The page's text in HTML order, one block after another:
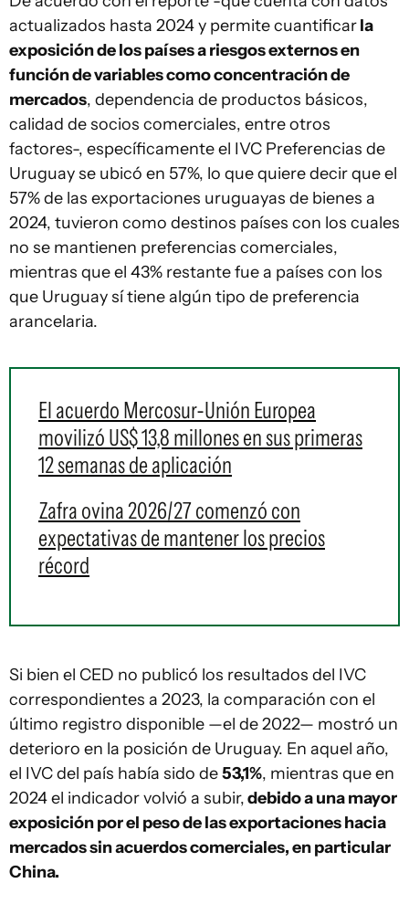
actualizados hasta 2024 y permite cuantificarla
exposición de los países a riesgos externos en
función de variables como concentración de
mercados, dependencia de productos básicos,
calidad de socios comerciales, entre otros
factores-, específicamente el IVC Preferencias de
Uruguay se ubicó en 57%, lo que quiere decir que el
57% de las exportaciones uruguayas de bienes a
2024, tuvieron como destinos países con los cuales
no se mantienen preferencias comerciales,
mientras que el 43% restante fue a países con los
que Uruguay sí tiene algún tipo de preferencia
arancelaria.
El acuerdo Mercosur-Unión Europea
movilizó US$ 13,8 millones en sus primeras
12 semanas de aplicación
Zafra ovina 2026/27 comenzó con
expectativas de mantener los precios
récord
Si bien el CED no publicó los resultados del IVC
correspondientes a 2023, la comparación con el
último registro disponible —el de 2022— mostró un
deterioro en la posición de Uruguay. En aquel año,
el IVC del país había sido de53,1%, mientras que en
2024 el indicador volvió a subir,debido a una mayor
exposición por el peso de las exportaciones hacia
mercados sin acuerdos comerciales, en particular
China.